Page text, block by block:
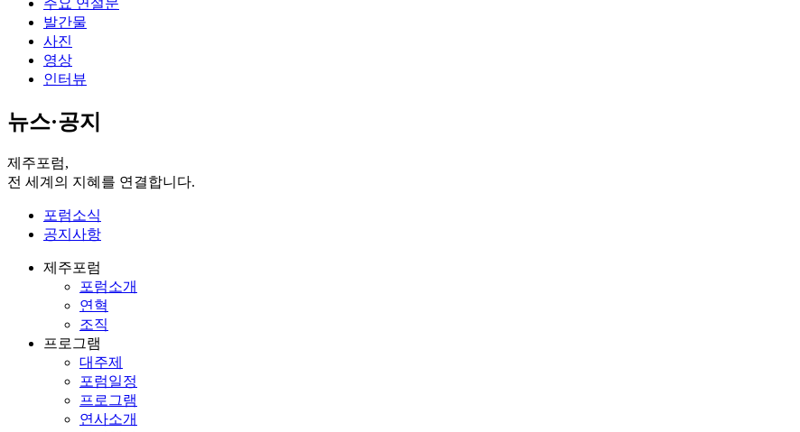
주요 연설문
발간물
사진
영상
인터뷰
뉴스·공지
제주포럼,
전 세계의 지혜를 연결합니다.
포럼소식
공지사항
제주포럼
포럼소개
연혁
조직
프로그램
대주제
포럼일정
프로그램
연사소개